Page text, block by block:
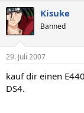
Kisuke
Banned
29. Juli 2007
kauf dir einen
DS4.